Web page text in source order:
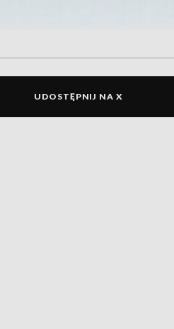
UDOSTĘPNIJ NA X